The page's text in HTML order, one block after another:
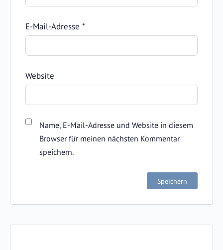
E-Mail-Adresse *
Website
Name, E-Mail-Adresse und Website in diesem
Browser für meinen nächsten Kommentar
speichern.